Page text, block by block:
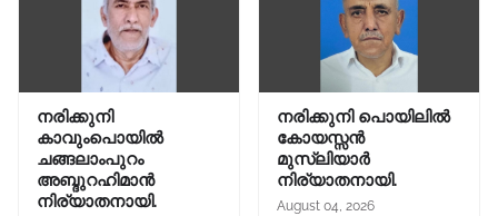
നരിക്കുനി
കാവുംപൊയിൽ
ചങ്ങലാംപുറം
അബ്ദുറഹിമാൻ
നിര്യാതനായി.
നരിക്കുനി പൊയിലിൽ
കോയസ്സൻ
മുസ്ലിയാർ
നിര്യാതനായി.
August 04, 2026